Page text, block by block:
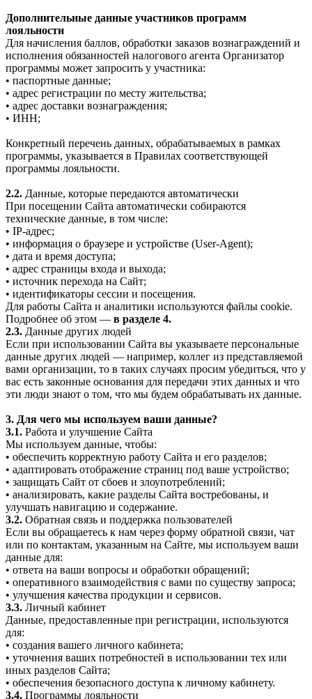
Дополнительные данные участников программ
лояльности
Для начисления баллов, обработки заказов вознаграждений и
исполнения обязанностей налогового агента Организатор
программы может запросить у участника:
• паспортные данные;
• адрес регистрации по месту жительства;
• адрес доставки вознаграждения;
• ИНН;
Конкретный перечень данных, обрабатываемых в рамках
программы, указывается в Правилах соответствующей
программы лояльности.
2.2. Данные, которые передаются автоматически
При посещении Сайта автоматически собираются
технические данные, в том числе:
• IP-адрес;
• информация о браузере и устройстве (User-Agent);
• дата и время доступа;
• адрес страницы входа и выхода;
• источник перехода на Сайт;
• идентификаторы сессии и посещения.
Для работы Сайта и аналитики используются файлы cookie.
Подробнее об этом — в разделе 4.
2.3. Данные других людей
Если при использовании Сайта вы указываете персональные
данные других людей — например, коллег из представляемой
вами организации, то в таких случаях просим убедиться, что у
вас есть законные основания для передачи этих данных и что
эти люди знают о том, что мы будем обрабатывать их данные.
3. Для чего мы используем ваши данные?
3.1. Работа и улучшение Сайта
Мы используем данные, чтобы:
• обеспечить корректную работу Сайта и его разделов;
• адаптировать отображение страниц под ваше устройство;
• защищать Сайт от сбоев и злоупотреблений;
• анализировать, какие разделы Сайта востребованы, и
улучшать навигацию и содержание.
3.2. Обратная связь и поддержка пользователей
Если вы обращаетесь к нам через форму обратной связи, чат
или по контактам, указанным на Сайте, мы используем ваши
данные для:
• ответа на ваши вопросы и обработки обращений;
• оперативного взаимодействия с вами по существу запроса;
• улучшения качества продукции и сервисов.
3.3. Личный кабинет
Данные, предоставленные при регистрации, используются
для:
• создания вашего личного кабинета;
• уточнения ваших потребностей в использовании тех или
иных разделов Сайта;
• обеспечения безопасного доступа к личному кабинету.
3.4. Программы лояльности